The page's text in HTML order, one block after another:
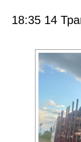
18:35 14